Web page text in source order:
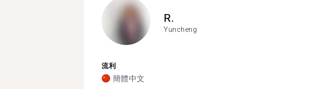
R.
Yuncheng
流利
簡體中文